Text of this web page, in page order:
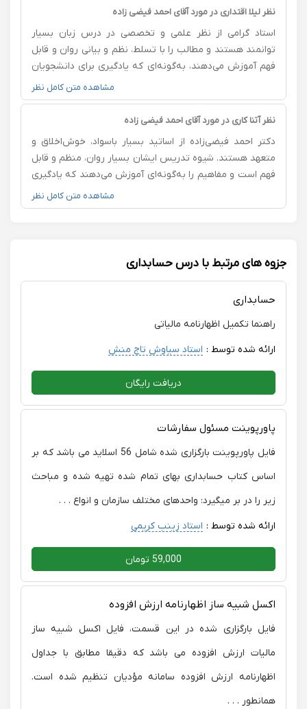
و همیشه با حوصله به سؤالات پاسخ می‌دهند و به پیشرفت
شیوه تدریس عالی، فضای کلاس را به محیطی آرام،
انگیزه‌بخش و مؤثر برای یادگیری تبدیل کرده است. از زحمات،
تعهد و توجه ارزشمند ایشان صمیمانه سپاسگزارم و برایشان
نظر لیلا اقتداری در مورد آقای احمد فیضی زاده
استاد گرامی از نظر علمی و تخصصی در درس زبان بسیار
توانمند هستند و مطالب را با تسلط، نظم و بیانی روان و قابل
فهم آموزش می‌دهند، به‌گونه‌ای که یادگیری برای دانشجویان
آسان و لذت‌بخش می‌شود. علاوه بر کیفیت بالای تدریس،
برخورد بسیار مهربان، صبور و محترمانه‌ای با دانشجویان دارند
و همیشه با حوصله به سؤالات پاسخ می‌دهند و به پیشرفت
شیوه تدریس عالی، فضای کلاس را به محیطی آرام،
انگیزه‌بخش و مؤثر برای یادگیری تبدیل کرده است. از زحمات،
تعهد و توجه ارزشمند ایشان صمیمانه سپاسگزارم و برایشان
مشاهده متن کامل نظر
نظر آتنا کاری در مورد آقای احمد فیضی زاده
دکتر احمد فیضی‌زاده از اساتید بسیار باسواد، خوش‌اخلاق و
متعهد هستند. شیوه تدریس ایشان بسیار روان، منظم و قابل
فهم است و مفاهیم را به‌گونه‌ای آموزش می‌دهند که یادگیری
برای دانشجویان آسان و لذت‌بخش می‌شود. همچنین با صبر و
حوصله به سؤالات پاسخ می‌دهند و برخوردی محترمانه و
دانشجویان نیز پیشنهاد می‌کنم.
مشاهده متن کامل نظر
جزوه های مرتبط با درس حسابداری
حسابداری
راهنما تکمیل اظهارنامه مالیاتی
ارائه شده توسط : استاد سیاوش تاج منش
دریافت رایگان
پاورپوینت مسئول سفارشات
فایل پاورپوینت بارگزاری شده شامل 56 اسلاید می باشد که بر
اساس کتاب حسابداری بهای تمام شده تهیه شده و مباحث
زیر را در بر میگیرد: واحدهای مختلف سازمان و انواع . . .
ارائه شده توسط : استاد زینب کریمی
59,000 تومان
اکسل شبیه ساز اظهارنامه ارزش افزوده
فایل بارگزاری شده در این قسمت، فایل اکسل شبیه ساز
مالیات ارزش افزوده می باشد که دقیقا مطابق با جداول
اظهارنامه ارزش افزوده سامانه مؤدیان تنظیم شده است.
همانطور . . .